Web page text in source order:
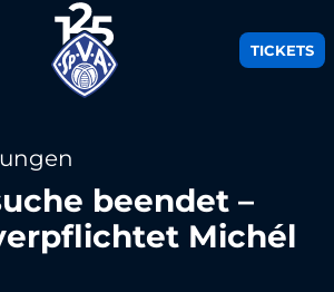
TICKETS
beendet –
Michél